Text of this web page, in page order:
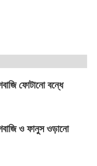
ফোটানো বন্ধে
ও ফানুস ওড়ানো